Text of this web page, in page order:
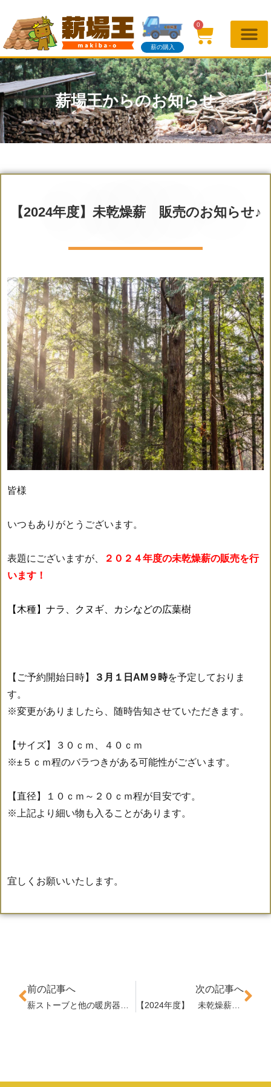
薪の購入
0
薪場王からのお知らせ
【2024年度】未乾燥薪 販売のお知らせ♪
皆様
いつもありがとうございます。
表題にございますが、
２０２４年度の未乾燥薪の販売を行
います！
【木種】ナラ、クヌギ、カシなどの広葉樹
【ご予約開始日時】 ３月１日AM９時を予定しておりま
す。
※変更がありましたら、随時告知させていただきます。
【サイズ】３０ｃｍ、４０ｃｍ
※±５ｃｍ程のバラつきがある可能性がございます。
【直径】１０ｃｍ～２０ｃｍ程が目安です。
※上記より細い物も入ることがあります。
宜しくお願いいたします。
前の記事へ 次の記事へ
【2024年度】 未乾燥薪 完売しました。